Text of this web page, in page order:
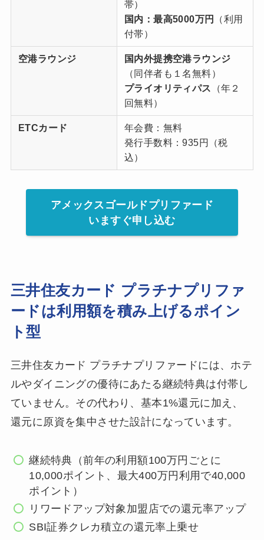
帯）
国内：最高5000万円
（利用
付帯）
空港ラウンジ
国内外提携空港ラウンジ
（同伴者も１名無料）
プライオリティパス （年２
回無料）
ETCカード
年会費：無料
発行手数料：935円（税
込）
アメックスゴールドプリファード
いますぐ申し込む
三井住友カード プラチナプリファ
ードは利用額を積み上げるポイン
ト型
三井住友カード プラチナプリファードには、ホテ
ルやダイニングの優待にあたる継続特典は付帯し
ていません。その代わり、基本1%還元に加え、
還元に原資を集中させた設計になっています。
継続特典（前年の利用額100万円ごとに
10,000ポイント、最大400万円利用で40,000
ポイント）
リワードアップ対象加盟店での還元率アップ
SBI証券クレカ積立の還元率上乗せ